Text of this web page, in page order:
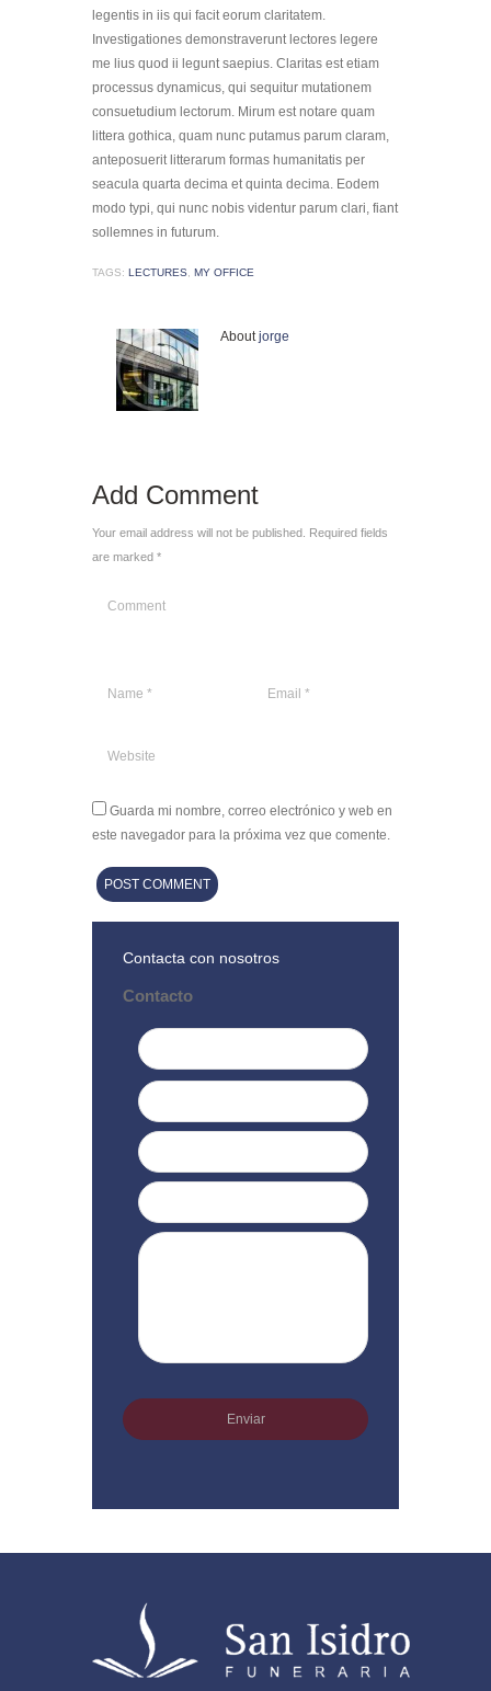
legentis in iis qui facit eorum claritatem.
Investigationes demonstraverunt lectores legere
me lius quod ii legunt saepius. Claritas est etiam
processus dynamicus, qui sequitur mutationem
consuetudium lectorum. Mirum est notare quam
littera gothica, quam nunc putamus parum claram,
anteposuerit litterarum formas humanitatis per
seacula quarta decima et quinta decima. Eodem
modo typi, qui nunc nobis videntur parum clari, fiant
sollemnes in futurum.
TAGS: LECTURES MY OFFICE
Aboutjorge
Add Comment
Your email address will not be published. Required fields
are marked *
Guarda mi nombre, correo electrónico y web en
este navegador para la próxima vez que comente.
Contacta con nosotros
Contacto